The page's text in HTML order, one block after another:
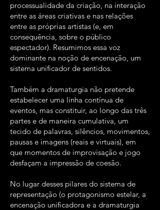
processualidade da criação, na interação
entre as áreas criativas e nas relações
entre as próprias artistas (e, em
consequência, sobre o público
espectador). Resumimos essa voz
dominante na noção de encenação, um
sistema unificador de sentidos.
Também a dramaturgia não pretende
estabelecer uma linha contínua de
eventos, mas constituir, ao longo das três
partes e de maneira cumulativa, um
tecido de palavras, silêncios, movimentos,
pausas e imagens (reais e virtuais), em
que momentos de improvisação e jogo
desfaçam a impressão de coesão.
No lugar desses pilares do sistema de
representação (o protagonismo estelar, a
encenação unificadora e a dramaturgia